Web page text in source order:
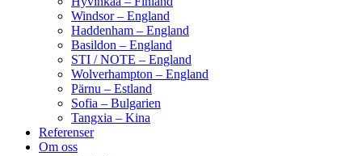
Windsor – England
Haddenham – England
Basildon – England
STI / NOTE – England
Wolverhampton – England
Pärnu – Estland
Sofia – Bulgarien
Tangxia – Kina
Referenser
Om oss